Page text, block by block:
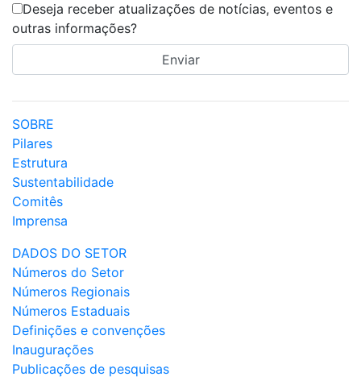
Deseja receber atualizações de notícias, eventos e
outras informações?
SOBRE
Pilares
Estrutura
Sustentabilidade
Comitês
Imprensa
DADOS DO SETOR
Números do Setor
Números Regionais
Números Estaduais
Definições e convenções
Inaugurações
Publicações de pesquisas